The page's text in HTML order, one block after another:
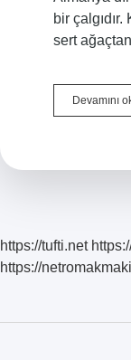
bir
sert
Devamını
https://tufti.net
https://